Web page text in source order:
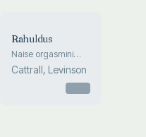
Rahuldus
Naise orgasmini
viimise kunst
Cattrall, Levinson